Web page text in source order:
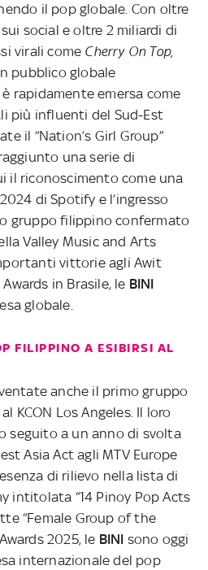
il pop globale. Con oltre
social e oltre 2 miliardi di
virali come Cherry On Top,
pubblico globale
rapidamente emersa come
più influenti del Sud-Est
il “Nation’s Girl Group”
una serie di
il riconoscimento come una
di Spotify e l’ingresso
gruppo filippino confermato
Valley Music and Arts
vittorie agli Awit
in Brasile, le BINI
globale.
FILIPPINO A ESIBIRSI AL
anche il primo gruppo
KCON Los Angeles. Il loro
seguito a un anno di svolta
Asia Act agli MTV Europe
di rilievo nella lista di
intitolata “14 Pinoy Pop Acts
“Female Group of the
2025, le BINI sono oggi
internazionale del pop